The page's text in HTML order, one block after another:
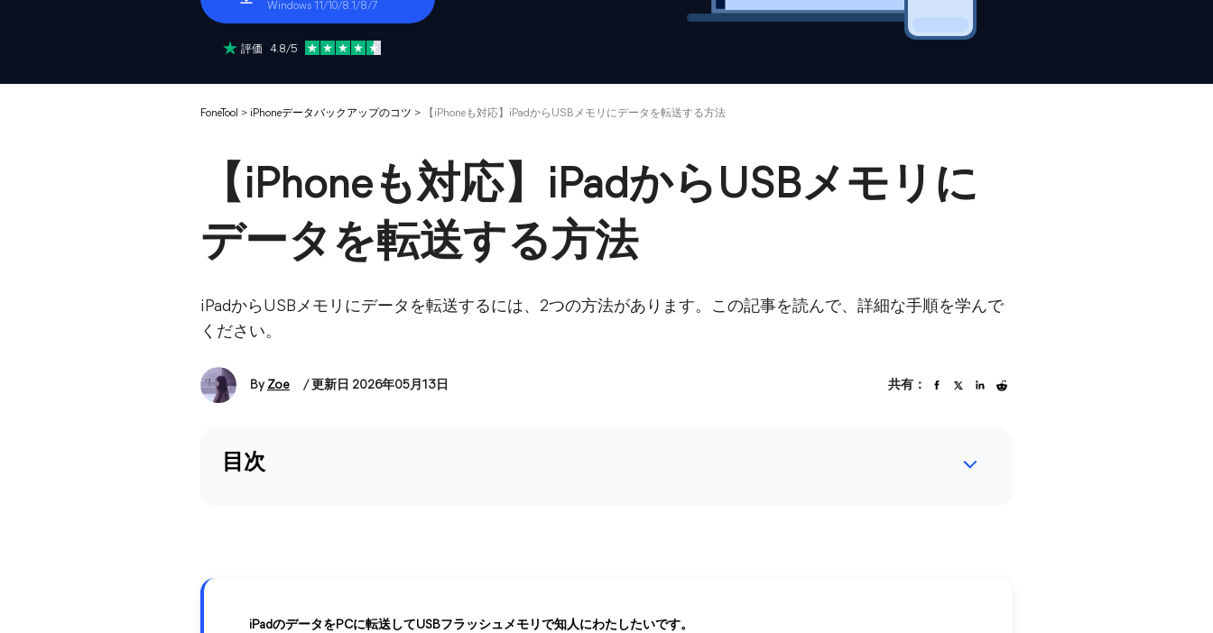
Windows 11/10/8.1/8/7
評価 4.8/5
FoneTool > iPhoneデータバックアップのコツ > 【iPhoneも対応】iPadからUSBメモリにデータを転送する方法
【iPhoneも対応】iPadからUSBメモリに
データを転送する方法
iPadからUSBメモリにデータを転送するには、2つの方法があります。この記事を読んで、詳細な手順を学んで
ください。
By Zoe / 更新日 2026年05月13日 共有：
目次
iPadのデータをPCに転送してUSBフラッシュメモリで知人にわたしたいです。